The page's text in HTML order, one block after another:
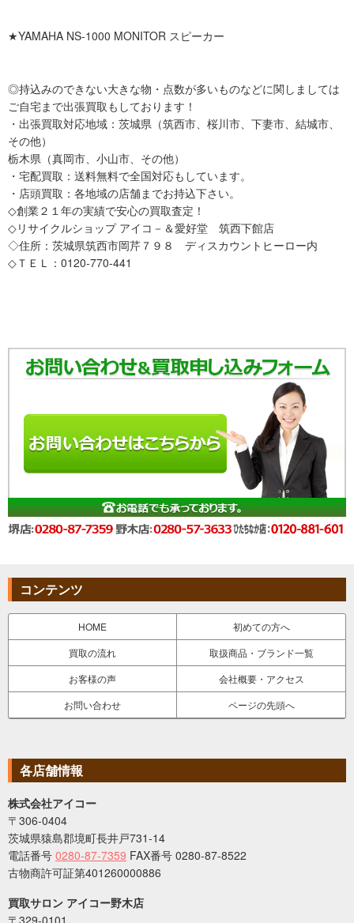
★YAMAHA NS-1000 MONITOR スピーカー
◎持込みのできない大きな物・点数が多いものなどに関しましては
ご自宅まで出張買取もしております！
・出張買取対応地域：茨城県（筑西市、桜川市、下妻市、結城市、
その他）
栃木県（真岡市、小山市、その他）
・宅配買取：送料無料で全国対応もしています。
・店頭買取：各地域の店舗までお持込下さい。
◇創業２１年の実績で安心の買取査定！
◇リサイクルショップ アイコ－＆愛好堂 筑西下館店
◇住所：茨城県筑西市岡芹７９８ ディスカウントヒーロー内
◇ＴＥＬ：0120-770-441
コンテンツ
HOME
初めての方へ
買取の流れ
取扱商品・ブランド一覧
お客様の声
会社概要・アクセス
お問い合わせ
ページの先頭へ
各店舗情報
株式会社アイコー
〒306-0404
茨城県猿島郡境町長井戸731-14
電話番号 0280-87-7359 FAX番号 0280-87-8522
古物商許可証第401260000886
買取サロン アイコー野木店